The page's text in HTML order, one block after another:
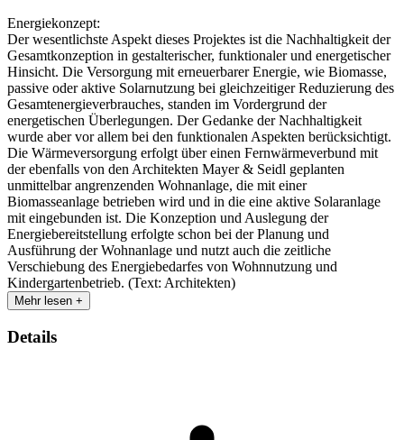
Energiekonzept:
Der wesentlichste Aspekt dieses Projektes ist die Nachhaltigkeit der
Gesamtkonzeption in gestalterischer, funktionaler und energetischer
Hinsicht. Die Versorgung mit erneuerbarer Energie, wie Biomasse,
passive oder aktive Solarnutzung bei gleichzeitiger Reduzierung des
Gesamtenergieverbrauches, standen im Vordergrund der
energetischen Überlegungen. Der Gedanke der Nachhaltigkeit
wurde aber vor allem bei den funktionalen Aspekten berücksichtigt.
Die Wärmeversorgung erfolgt über einen Fernwärmeverbund mit
der ebenfalls von den Architekten Mayer & Seidl geplanten
unmittelbar angrenzenden Wohnanlage, die mit einer
Biomasseanlage betrieben wird und in die eine aktive Solaranlage
mit eingebunden ist. Die Konzeption und Auslegung der
Energiebereitstellung erfolgte schon bei der Planung und
Ausführung der Wohnanlage und nutzt auch die zeitliche
Verschiebung des Energiebedarfes von Wohnnutzung und
Kindergartenbetrieb. (Text: Architekten)
Mehr lesen +
Details